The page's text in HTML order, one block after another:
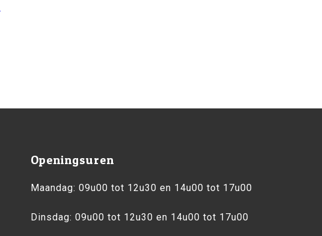
Openingsuren
Maandag: 09u00 tot 12u30 en 14u00 tot 17u00
Dinsdag: 09u00 tot 12u30 en 14u00 tot 17u00